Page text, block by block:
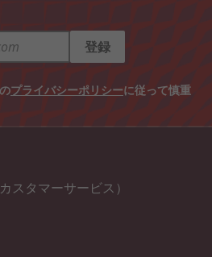
登録
プライバシーポリシーに従って慎重
スタマーサービス）